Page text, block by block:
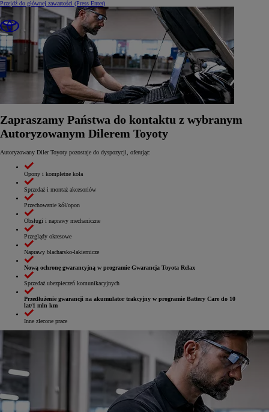
Przejdź do głównej zawartości (Press Enter)
Zapraszamy Państwa do kontaktu z wybranym
Autoryzowanym Dilerem Toyoty
Autoryzowany Diler Toyoty pozostaje do dyspozycji, oferując:
Opony i kompletne koła
Sprzedaż i montaż akcesoriów
Przechowanie kół/opon
Obsługi i naprawy mechaniczne
Przeglądy okresowe
Naprawy blacharsko-lakiernicze
Nową ochronę gwarancyjną w programie Gwarancja Toyota Relax
Sprzedaż ubezpieczeń komunikacyjnych
Przedłużenie gwarancji na akumulator trakcyjny w programie Battery Care do 10
lat/1 mln km
Inne zlecone prace